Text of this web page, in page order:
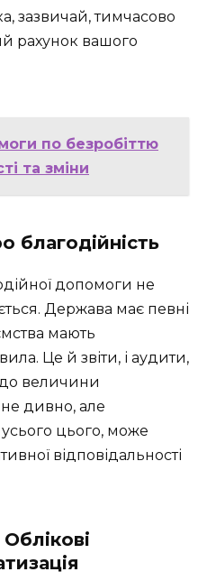
зазвичай, тимчасово
рахунок вашого
по безробіттю
та зміни
благодійність
допомоги не
Держава має певні
мають
Це й звіти, і аудити,
величини
дивно, але
усього цього, може
відповідальності